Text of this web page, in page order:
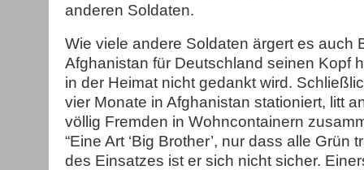
anderen Soldaten.
Wie viele andere Soldaten ärgert es auch
Afghanistan für Deutschland seinen Kopf
in der Heimat nicht gedankt wird.
vier Monate in Afghanistan stationiert, litt
völlig Fremden in Wohncontainern
“Eine Art ‘Big Brother’, nur dass alle Grün
des Einsatzes ist er sich nicht sicher.